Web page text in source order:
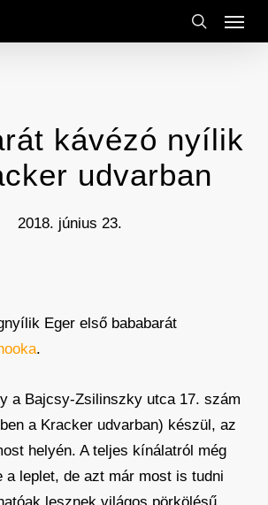
search
Menu
kávézó nyílik
udvarban
2018. június 23.
Eger első bababarát
.
a Bajcsy-Zsilinszky utca 17. szám
a Kracker udvarban) készül, az
helyén. A teljes kínálatról még
a leplet, de azt már most is tudni